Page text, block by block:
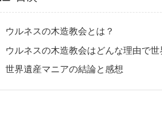
ウルネスの木造教会とは？
ウルネスの木造教会はどんな理由で
世界遺産マニアの結論と感想